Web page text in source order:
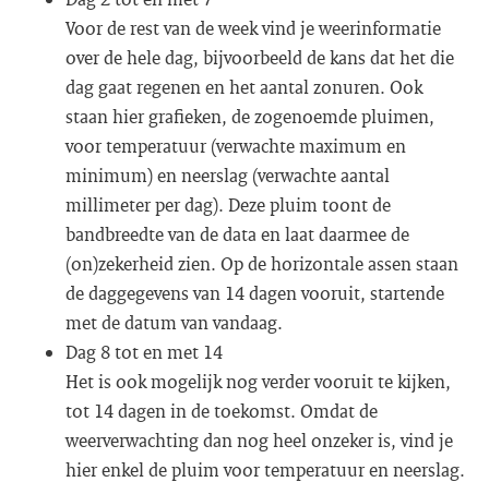
Voor de rest van de week vind je weerinformatie
over de hele dag, bijvoorbeeld de kans dat het die
dag gaat regenen en het aantal zonuren. Ook
staan hier grafieken, de zogenoemde pluimen,
voor temperatuur (verwachte maximum en
minimum) en neerslag (verwachte aantal
millimeter per dag). Deze pluim toont de
bandbreedte van de data en laat daarmee de
(on)zekerheid zien. Op de horizontale assen staan
de daggegevens van 14 dagen vooruit, startende
met de datum van vandaag.
Dag 8 tot en met 14
Het is ook mogelijk nog verder vooruit te kijken,
tot 14 dagen in de toekomst. Omdat de
weerverwachting dan nog heel onzeker is, vind je
hier enkel de pluim voor temperatuur en neerslag.